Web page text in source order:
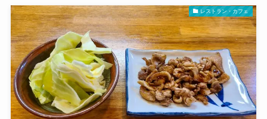
レストラン・カフェ